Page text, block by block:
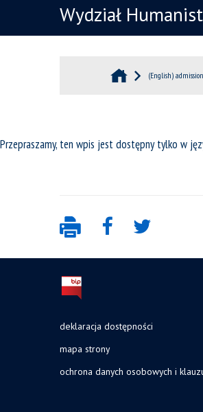
Wydział
(English)
Przepraszamy, ten wpis jest dostępny tylko w
deklaracja dostępności
mapa strony
ochrona danych osobowych i